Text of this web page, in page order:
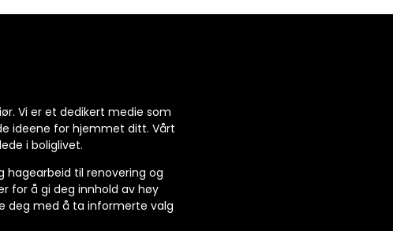
Vi er et dedikert medie som
ideene for hjemmet ditt. Vårt
i boliglivet.
hagearbeid til renovering og
for å gi deg innhold av høy
deg med å ta informerte valg